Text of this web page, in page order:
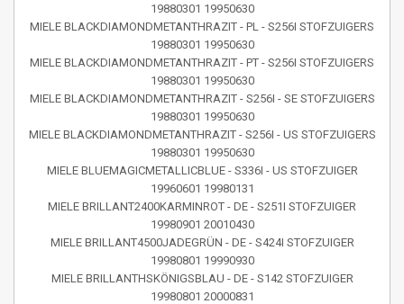
19880301 19950630
MIELE BLACKDIAMONDMETANTHRAZIT - PL - S256I STOFZUIGERS
19880301 19950630
MIELE BLACKDIAMONDMETANTHRAZIT - PT - S256I STOFZUIGERS
19880301 19950630
MIELE BLACKDIAMONDMETANTHRAZIT - S256I - SE STOFZUIGERS
19880301 19950630
MIELE BLACKDIAMONDMETANTHRAZIT - S256I - US STOFZUIGERS
19880301 19950630
MIELE BLUEMAGICMETALLICBLUE - S336I - US STOFZUIGER
19960601 19980131
MIELE BRILLANT2400KARMINROT - DE - S251I STOFZUIGER
19980901 20010430
MIELE BRILLANT4500JADEGRÜN - DE - S424I STOFZUIGER
19980801 19990930
MIELE BRILLANTHSKÖNIGSBLAU - DE - S142 STOFZUIGER
19980801 20000831